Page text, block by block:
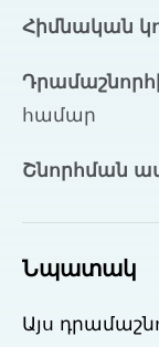
Հիմնական
համար
Շնորհման
Նպատակ
Այս